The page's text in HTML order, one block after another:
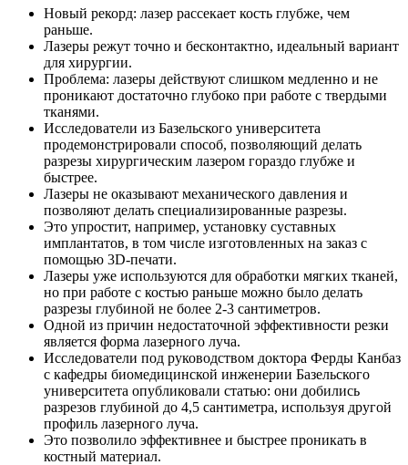
Новый рекорд: лазер рассекает кость глубже, чем
раньше.
Лазеры режут точно и бесконтактно, идеальный вариант
для хирургии.
Проблема: лазеры действуют слишком медленно и не
проникают достаточно глубоко при работе с твердыми
тканями.
Исследователи из Базельского университета
продемонстрировали способ, позволяющий делать
разрезы хирургическим лазером гораздо глубже и
быстрее.
Лазеры не оказывают механического давления и
позволяют делать специализированные разрезы.
Это упростит, например, установку суставных
имплантатов, в том числе изготовленных на заказ с
помощью 3D-печати.
Лазеры уже используются для обработки мягких тканей,
но при работе с костью раньше можно было делать
разрезы глубиной не более 2-3 сантиметров.
Одной из причин недостаточной эффективности резки
является форма лазерного луча.
Исследователи под руководством доктора Ферды Канбаз
с кафедры биомедицинской инженерии Базельского
университета опубликовали статью: они добились
разрезов глубиной до 4,5 сантиметра, используя другой
профиль лазерного луча.
Это позволило эффективнее и быстрее проникать в
костный материал.